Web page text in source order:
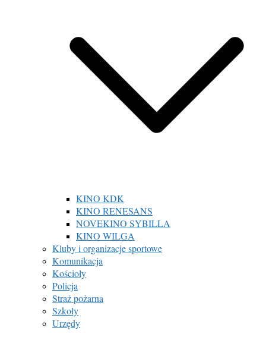
KINO KDK
KINO RENESANS
NOVEKINO SYBILLA
KINO WILGA
Kluby i organizacje sportowe
Komunikacja
Kościoły
Policja
Straż pożarna
Szkoły
Urzędy